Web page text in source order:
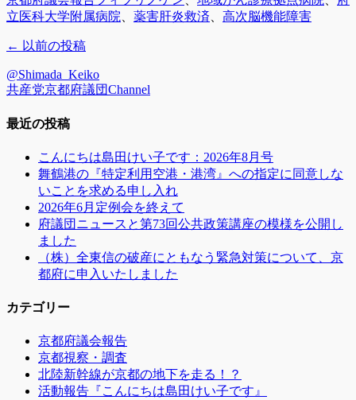
テ
リ
グ
立医科大学附属病院、 薬害肝炎救済、 高次脳機能障害
投
稿
ナ
ゲ
← 以前の投稿
@Shimada_Keiko
共産党京都府議団Channel
最近の投稿
こんにちは島田けい子です：2026年8月号
舞鶴港の『特定利用空港・港湾』への指定に同意しな
いことを求める申し入れ
2026年6月定例会を終えて
府議団ニュースと第73回公共政策講座の模様を公開し
ました
（株）全東信の破産にともなう緊急対策について、京
都府に申入いたしました
カテゴリー
京都府議会報告
京都視察・調査
北陸新幹線が京都の地下を走る！？
活動報告『こんにちは島田けい子です』